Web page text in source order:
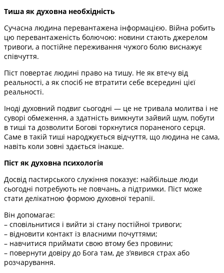
Тиша як духовна необхідність
Сучасна людина перевантажена інформацією. Війна робить
цю перевантаженість болючою: новини стають джерелом
тривоги, а постійне переживання чужого болю виснажує
співчуття.
Піст повертає людині право на тишу. Не як втечу від
реальності, а як спосіб не втратити себе всередині цієї
реальності.
Іноді духовний подвиг сьогодні — це не тривала молитва і не
суворі обмеження, а здатність вимкнути зайвий шум, побути
в тиші та дозволити Богові торкнутися пораненого серця.
Саме в такій тиші народжується відчуття, що людина не сама,
навіть коли зовні здається інакше.
Піст як духовна психологія
Досвід пастирського служіння показує: найбільше люди
сьогодні потребують не повчань, а підтримки. Піст може
стати делікатною формою духовної терапії.
Він допомагає:
– сповільнитися і вийти зі стану постійної тривоги;
– відновити контакт із власними почуттями;
– навчитися приймати свою втому без провини;
– повернути довіру до Бога там, де з’явився страх або
розчарування.